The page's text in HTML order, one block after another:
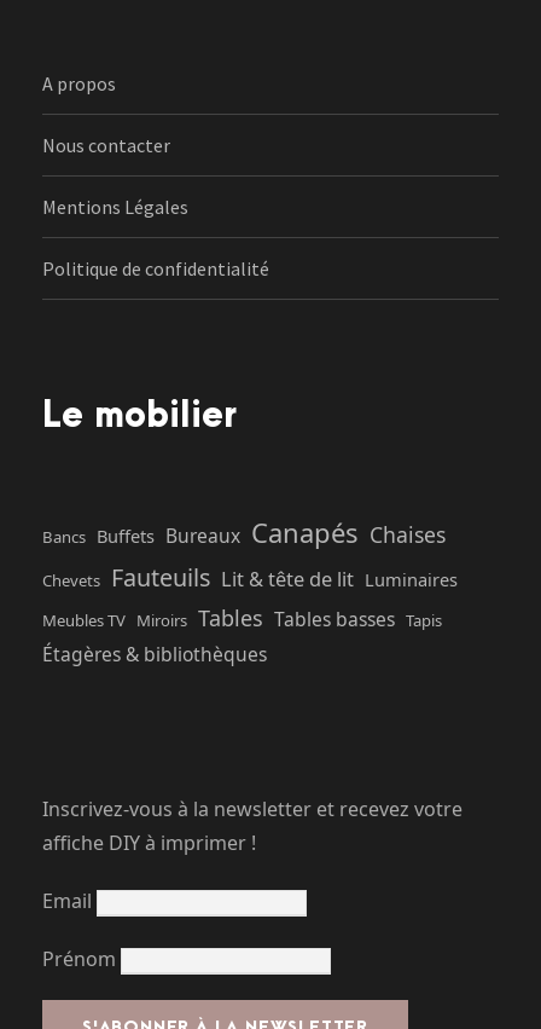
A propos
Nous contacter
Mentions Légales
Politique de confidentialité
Le mobilier
Bancs Buffets Bureaux Canapés Chaises
Chevets Fauteuils Lit & tête de lit Luminaires
Meubles TV Miroirs Tables Tables basses Tapis
Étagères & bibliothèques
Inscrivez-vous à la newsletter et recevez votre
affiche DIY à imprimer !
Email
Prénom